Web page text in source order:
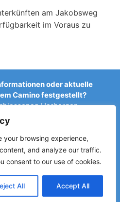
your browsing experience,
and analyze our traffic.
consent to our use of cookies.
All Accept All
am Jakobsweg
im Voraus zu
oder aktuelle
Camino festgestellt?
Herbergen,
Bauarbeiten oder
den Reiseführer aktuell zu
halten.